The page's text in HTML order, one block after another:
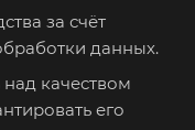
за счёт
данных.
качеством
его